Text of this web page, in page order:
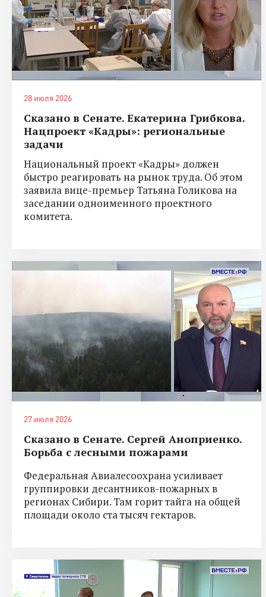
28 июля 2026
Сказано в Сенате. Екатерина Грибкова.
Нацпроект «Кадры»: региональные
задачи
Национальный проект «Кадры» должен
быстро реагировать на рынок труда. Об этом
заявила вице-премьер Татьяна Голикова на
заседании одноименного проектного
комитета.
27 июля 2026
Сказано в Сенате. Сергей Аноприенко.
Борьба с лесными пожарами
Федеральная Авиалесоохрана усиливает
группировки десантников-пожарных в
регионах Сибири. Там горит тайга на общей
площади около ста тысяч гектаров.